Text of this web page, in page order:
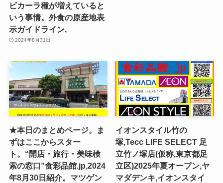
ビカーラ種が増えていると
いう事情。外食の原産地表
示ガイドライン,
2024年8月31日
★本日のまとめページ。ま
ずはここからスター
ト。“開店・旅行・美味検
索の窓口”食彩品館.jp,2024
年8月30日紹介。マツゲン
イオンスタイル竹の
塚,Tecc LIFE SELECT ⾜
⽴⽵ノ塚店(仮称,東京都足
立区)2025年夏オープン,ヤ
マダデンキ,イオンスタイ